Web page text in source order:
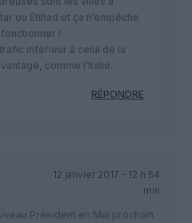
ou Etihad et ça n’empêche
!
inférieur à celui de la
comme l’Italie.
RÉPONDRE
12 janvier 2017 - 12 h 54
min
Président en Mai prochain